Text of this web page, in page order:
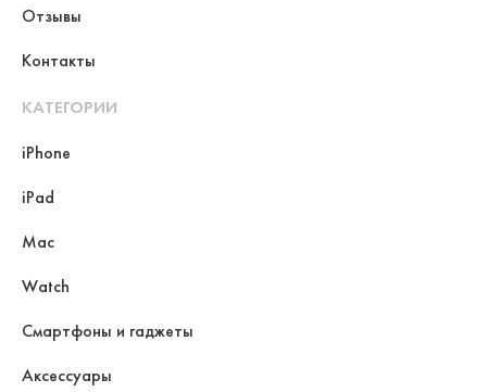
Отзывы
Контакты
КАТЕГОРИИ
iPhone
iPad
Mac
Watch
Смартфоны и гаджеты
Аксессуары